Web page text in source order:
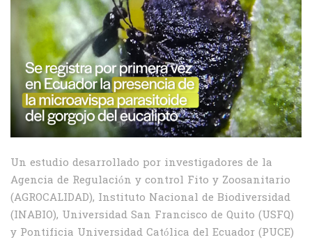
Un estudio desarrollado por investigadores de la
Agencia de Regulación y control Fito y Zoosanitario
(AGROCALIDAD), Instituto Nacional de Biodiversidad
(INABIO), Universidad San Francisco de Quito (USFQ)
y Pontificia Universidad Católica del Ecuador (PUCE)